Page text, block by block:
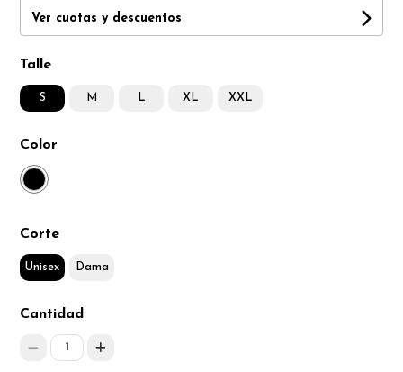
Ver cuotas y descuentos
Talle
S M L XL XXL
Color
Corte
Unisex Dama
Cantidad
1